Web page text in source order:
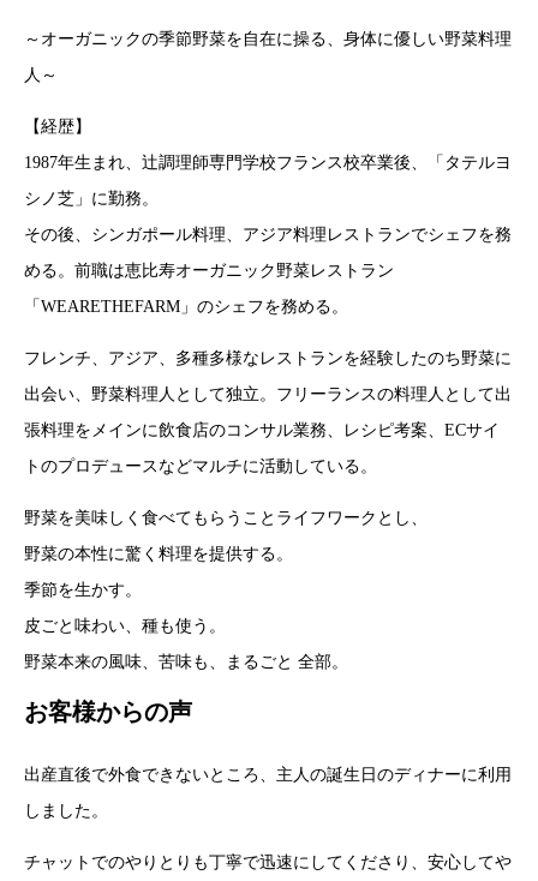
～オーガニックの季節野菜を自在に操る、身体に優しい野菜料理
人～
【経歴】
1987年生まれ、辻調理師専門学校フランス校卒業後、「タテルヨ
シノ芝」に勤務。
その後、シンガポール料理、アジア料理レストランでシェフを務
める。前職は恵比寿オーガニック野菜レストラン
「WEARETHEFARM」のシェフを務める。
フレンチ、アジア、多種多様なレストランを経験したのち野菜に
出会い、野菜料理人として独立。フリーランスの料理人として出
張料理をメインに飲食店のコンサル業務、レシピ考案、ECサイ
トのプロデュースなどマルチに活動している。
野菜を美味しく食べてもらうことライフワークとし、
野菜の本性に驚く料理を提供する。
季節を生かす。
皮ごと味わい、種も使う。
野菜本来の風味、苦味も、まるごと 全部。
お客様からの声
出産直後で外食できないところ、主人の誕生日のディナーに利用
しました。
チャットでのやりとりも丁寧で迅速にしてくださり、安心してや